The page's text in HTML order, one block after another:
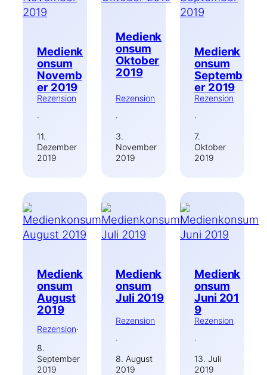
Medienk
onsum
Novemb
er 2019
Rezension
·
11.
Dezember
2019
Medienk
onsum
Oktober
2019
Rezension
·
3.
November
2019
Medienk
onsum
Septemb
er 2019
Rezension
·
7.
Oktober
2019
Medienk
onsum
August
2019
Rezension·
8.
September
2019
Medienk
onsum
Juli 2019
Rezension
·
8. August
2019
Medienk
onsum
Juni 201
9
Rezension
·
13. Juli
2019